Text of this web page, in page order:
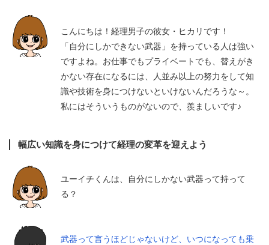
こんにちは！経理男子の彼女・ヒカリです！
「自分にしかできない武器」を持っている人は強い
ですよね。お仕事でもプライベートでも、替えがき
かない存在になるには、人並み以上の努力をして知
識や技術を身につけないといけないんだろうな～。
私にはそういうものがないので、羨ましいです♪
幅広い知識を身につけて経理の変革を迎えよう
ユーイチくんは、自分にしかない武器って持って
る？
武器って言うほどじゃないけど、いつになっても乗